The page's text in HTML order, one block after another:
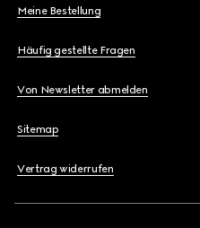
Meine Bestellung
Häufig gestellte Fragen
Von Newsletter abmelden
Sitemap
Vertrag widerrufen